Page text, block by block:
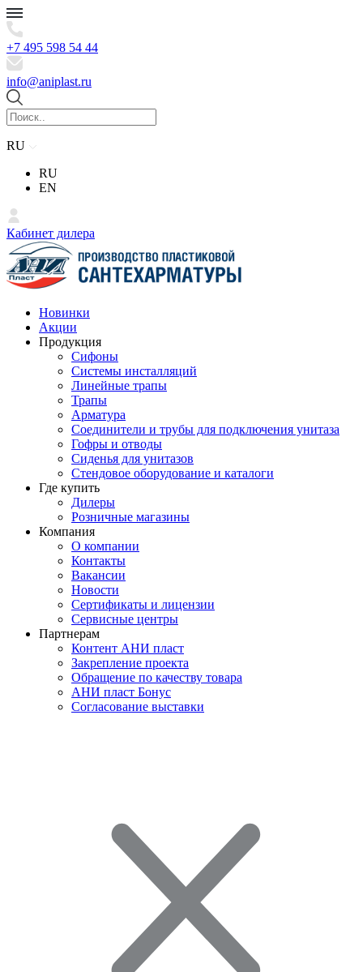
+7 495 598 54 44
info@aniplast.ru
RU
RU
EN
Кабинет дилера
Новинки
Акции
Продукция
Сифоны
Системы инсталляций
Линейные трапы
Трапы
Арматура
Соединители и трубы для подключения унитаза
Гофры и отводы
Сиденья для унитазов
Стендовое оборудование и каталоги
Где купить
Дилеры
Розничные магазины
Компания
О компании
Контакты
Вакансии
Новости
Сертификаты и лицензии
Сервисные центры
Партнерам
Контент АНИ пласт
Закрепление проекта
Обращение по качеству товара
АНИ пласт Бонус
Согласование выставки